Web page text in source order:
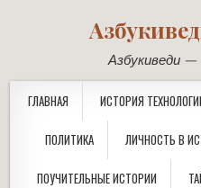
Азбукиведи
ГЛАВНАЯ ИСТОРИЯ
ПОЛИТИКА ЛИЧНОСТЬ В
ПОУЧИТЕЛЬНЫЕ ИСТОРИИ